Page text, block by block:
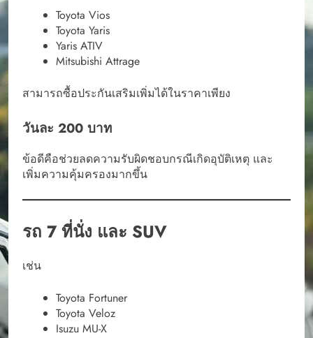
Toyota Vios
Toyota Yaris
Yaris ATIV
Mitsubishi Attrage
สามารถซื้อประกันเสริมเพิ่มได้ในราคาเพียง
วันละ 200 บาท
ข้อดีคือช่วยลดความรับผิดชอบกรณีเกิดอุบัติเหตุ และ
เพิ่มความคุ้มครองมากขึ้น
รถ 7 ที่นั่ง และ SUV
เช่น
Toyota Fortuner
Toyota Veloz
Isuzu MU-X